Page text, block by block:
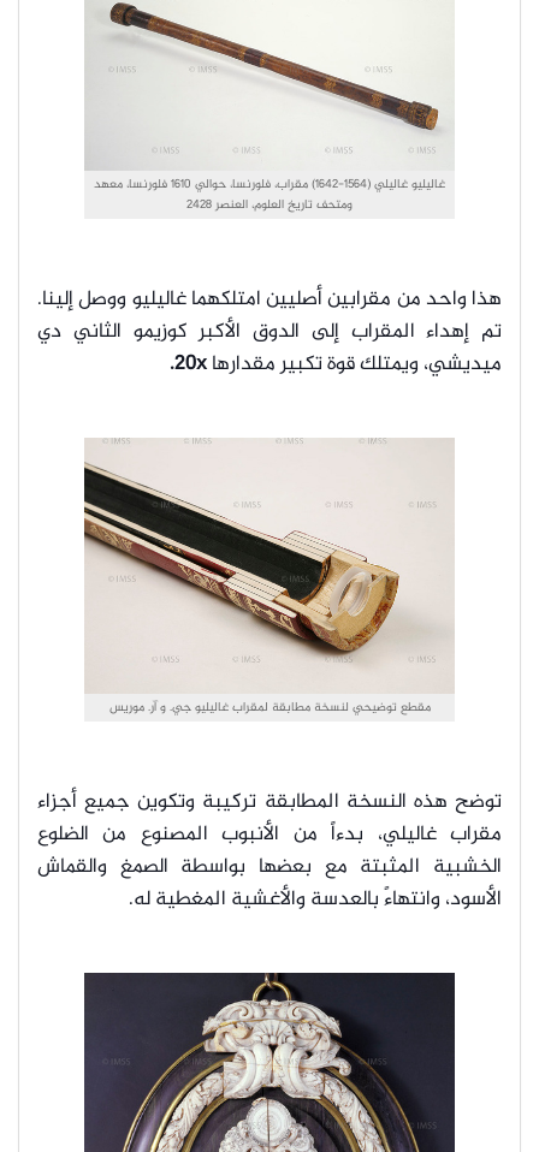
غاليليو غاليلي (1564-1642) مقراب، فلورنسا، حوالي 1610 فلورنسا، معهد
ومتحف تاريخ العلوم، العنصر 2428
هذا واحد من مقرابين أصليين امتلكهما غاليليو ووصل إلينا.
تم إهداء المقراب إلى الدوق الأكبر كوزيمو الثاني دي
ميديشي، ويمتلك قوة تكبير مقدارها20x.
مقطع توضيحي لنسخة مطابقة لمقراب غاليليو جي. و آر. موريس
توضح هذه النسخة المطابقة تركيبة وتكوين جميع أجزاء
مقراب غاليلي، بدءاً من الأنبوب المصنوع من الضلوع
الخشبية المثبتة مع بعضها بواسطة الصمغ والقماش
الأسود، وانتهاءً بالعدسة والأغشية المغطية له.